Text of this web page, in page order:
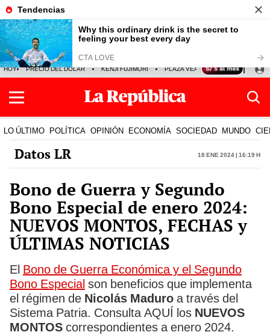
HOY PRECIO DEL DÓLAR KENJI FUJIMORI PLAZA VEA FERIADOS
LO ÚLTIMO POLÍTICA OPINIÓN ECONOMÍA SOCIEDAD MUNDO
Datos LR 18 Ene 2024 | 16:19 h
Bono de Guerra y Segundo
Bono Especial de enero 2024:
NUEVOS MONTOS, FECHAS y
ÚLTIMAS NOTICIAS
El Bono de Guerra Económica y el Segundo
Bono Especial son beneficios que implementa
el régimen de Nicolás Maduro a través del
Sistema Patria. Consulta AQUÍ los NUEVOS
MONTOS correspondientes a enero 2024.